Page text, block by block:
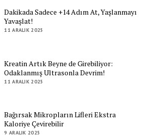
Dakikada Sadece +14 Adım At, Yaşlanmayı
Yavaşlat!
11 ARALIK 2025
Kreatin Artık Beyne de Girebiliyor:
Odaklanmış Ultrasonla Devrim!
11 ARALIK 2025
Bağırsak Mikropların Lifleri Ekstra
Kaloriye Çevirebilir
9 ARALIK 2025